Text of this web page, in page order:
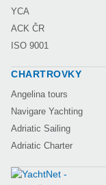
YCA
ACK ČR
ISO 9001
CHARTROVKY
Angelina tours
Navigare Yachting
Adriatic Sailing
Adriatic Charter